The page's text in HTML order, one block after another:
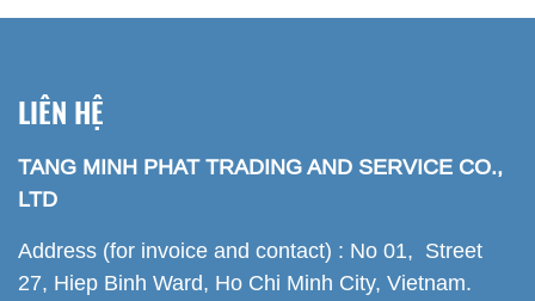
LIÊN HỆ
TANG MINH PHAT TRADING AND SERVICE CO.,
LTD
Address (for invoice and contact) : No 01, Street
27, Hiep Binh Ward, Ho Chi Minh City, Vietnam.